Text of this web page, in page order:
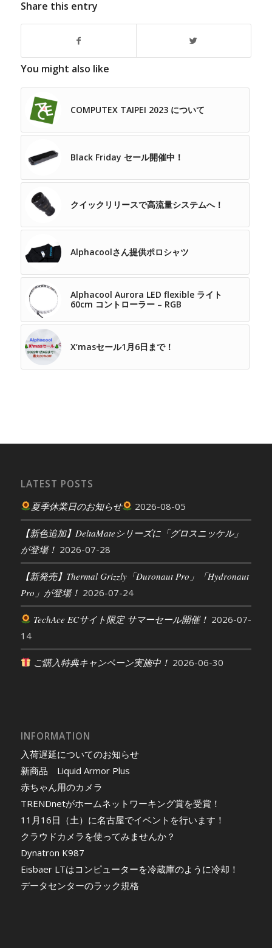
Share this entry
You might also like
COMPUTEX TAIPEI 2023 について
Black Friday セール開催中！
クイックリリースで高流量システムへ！
Alphacoolさん提供ポロシャツ
Alphacool Aurora LED flexible ライト
60cm コントローラー – RGB
X‘masセール1月6日まで！
LATEST POSTS
夏季休業日のお知らせ 2026-08-05
【新色追加】DeltaMateシリーズに「グロスニッケル」
が登場！ 2026-07-28
【新発売】Thermal Grizzly「Duronaut Pro」「Hydronaut
Pro」が登場！ 2026-07-24
TechAce ECサイト限定 サマーセール開催！ 2026-07-
14
ご購入特典キャンペーン実施中！ 2026-06-30
INFORMATION
入荷遅延についてのお知らせ
新商品 Liquid Armor Plus
赤ちゃん用のカメラ
TRENDnetがホームネットワーキング賞を受賞！
11月16日（土）に名古屋でイベントを行います！
クラウドカメラを使ってみませんか？
Dynatron K987
Eisbaer LTはコンピューターを冷蔵庫のように冷却！
データセンターのラック規格